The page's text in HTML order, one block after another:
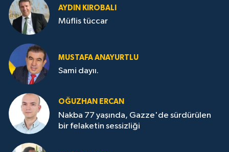
AYDIN KIROBALI
Müflis tüccar
MUSTAFA ANAYURTLU
Sami dayıı.
OĞUZHAN ERCAN
Nakba 77 yaşında, Gazze'de sürdürülen
bir felaketin sessizliği